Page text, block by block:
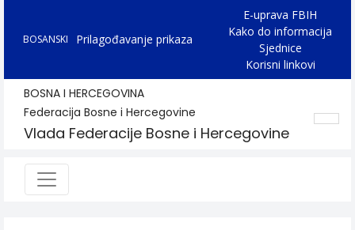
BOSANSKI Prilagođavanje prikaza
E-uprava FBIH
Kako do informacija
Sjednice
Korisni linkovi
BOSNA I HERCEGOVINA
Federacija Bosne i Hercegovine
Vlada Federacije Bosne i Hercegovine